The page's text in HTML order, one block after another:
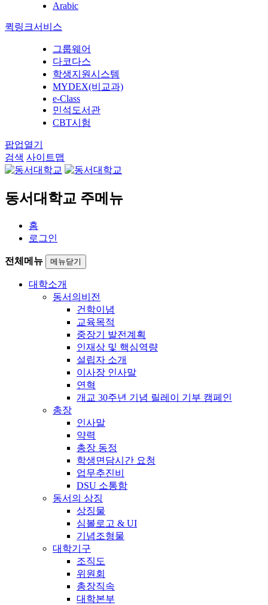
Arabic
퀵링크서비스
그룹웨어
다코다스
학생지원시스템
MYDEX(비교과)
e-Class
민석도서관
CBT시험
팝업열기
검색 사이트맵
동서대학교 주메뉴
홈
로그인
전체메뉴 메뉴닫기
대학소개
동서의비전
건학이념
교육목적
중장기 발전계획
인재상 및 핵심역량
설립자 소개
이사장 인사말
연혁
개교 30주년 기념 릴레이 기부 캠페인
총장
인사말
약력
총장 동정
학생면담시간 요청
업무추진비
DSU 소통함
동서의 상징
상징물
심볼로고 & UI
기념조형물
대학기구
조직도
위원회
총장직속
대학본부